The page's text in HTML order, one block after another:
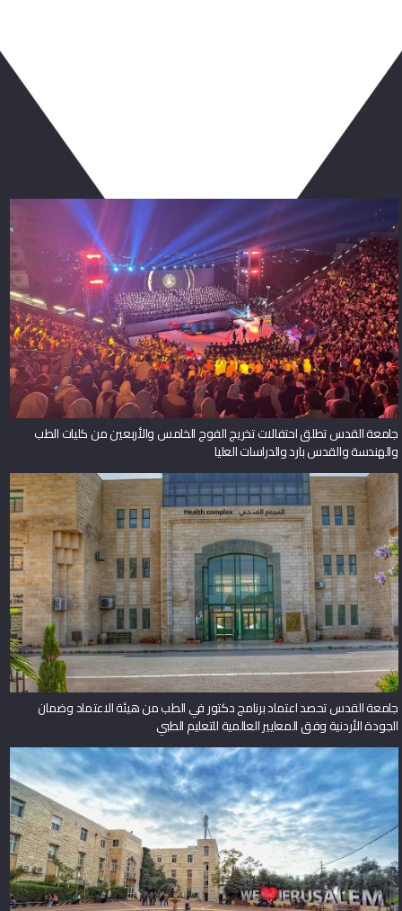
ربما يعجبك أيضا
جامعة القدس تطلق احتفالات تخريج الفوج الخامس والأربعين من كليات الطب
والهندسة والقدس بارد والدراسات العليا
جامعة القدس تحصد اعتماد برنامج دكتور في الطب من هيئة الاعتماد وضمان
الجودة الأردنية وفق المعايير العالمية للتعليم الطبي